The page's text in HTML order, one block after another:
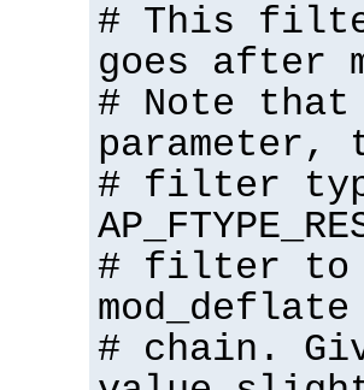
# This
goes after
# Note
parameter,
# filter
# filter to
# chain.